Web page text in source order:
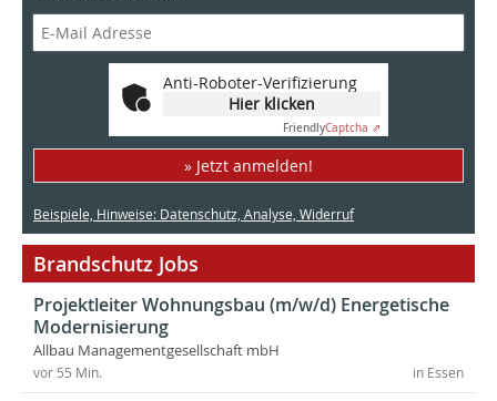
Anti-Roboter-Verifizierung
Hier klicken
FriendlyCaptcha ⇗
» Jetzt anmelden!
Beispiele, Hinweise: Datenschutz, Analyse, Widerruf
Brandschutz Jobs
Projektleiter Wohnungsbau (m/w/d) Energetische
Modernisierung
Allbau Managementgesellschaft mbH
in Essen
vor 55 Min.